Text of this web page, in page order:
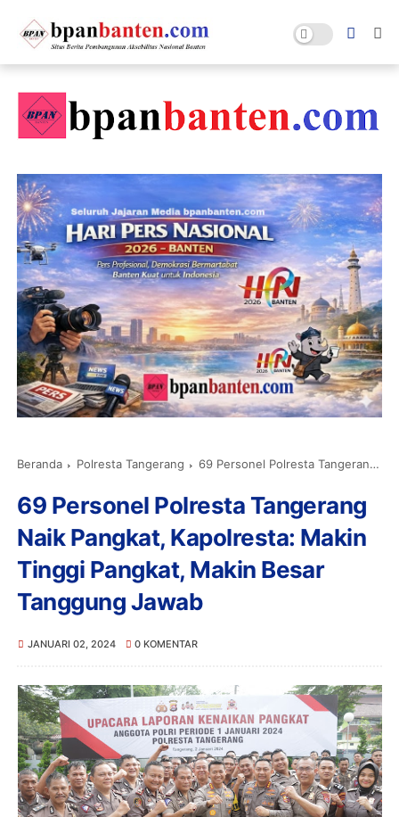
Beranda Polresta Tangerang 69 Personel Polresta Tangerang Naik Pangkat, Kapolresta: Makin Tinggi Pangkat, Makin Besar Tanggung Jawab
69 Personel Polresta Tangerang
Naik Pangkat, Kapolresta: Makin
Tinggi Pangkat, Makin Besar
Tanggung Jawab
JANUARI 02, 2024 0 KOMENTAR